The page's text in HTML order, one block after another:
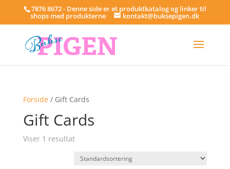
7876 8672 - Denne side er et produktkatalog og linker til
shops med produkterne kontakt@buksepigen.dk
Forside/ Gift Cards
Gift Cards
Viser 1 resultat